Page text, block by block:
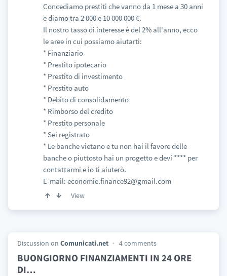
Concediamo prestiti che vanno da 1 mese a 30 anni
e diamo tra 2 000 e 10 000 000 €.
Il nostro tasso di interesse è del 2% all'anno, ecco
le aree in cui possiamo aiutarti:
* Finanziario
* Prestito ipotecario
* Prestito di investimento
* Prestito auto
* Debito di consolidamento
* Rimborso del credito
* Prestito personale
* Sei registrato
* Le banche vietano e tu non hai il favore delle
banche o piuttosto hai un progetto e devi **** per
contattarmi e io ti aiuterò.
E-mail: economie.finance92@gmail.com
View
Discussion on Comunicati.net 4 comments
BUONGIORNO FINANZIAMENTI IN 24 ORE
DI…